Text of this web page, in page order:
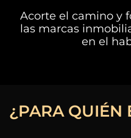
Acorte el camino y
las marcas
en el
¿PARA QUIÉN